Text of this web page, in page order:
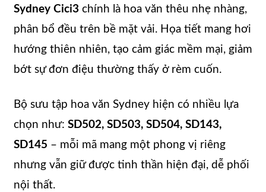
Sydney Cici3 chính là hoa văn thêu nhẹ nhàng,
phân bổ đều trên bề mặt vải. Họa tiết mang hơi
hướng thiên nhiên, tạo cảm giác mềm mại, giảm
bớt sự đơn điệu thường thấy ở rèm cuốn.
Bộ sưu tập hoa văn Sydney hiện có nhiều lựa
chọn như: SD502, SD503, SD504, SD143,
SD145 – mỗi mã mang một phong vị riêng
nhưng vẫn giữ được tinh thần hiện đại, dễ phối
nội thất.